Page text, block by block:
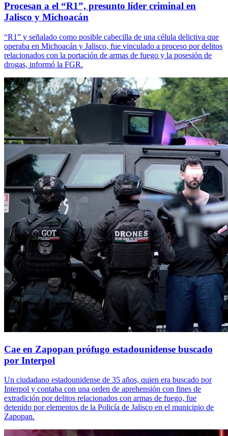
Procesan a el “R1”, presunto líder criminal en
Jalisco y Michoacán
“R1” y señalado como posible cabecilla de una célula delictiva que
operaba en Michoacán y Jalisco, fue vinculado a proceso por delitos
relacionados con la portación de armas de fuego y la posesión de
drogas, informó la FGR.
Cae en Zapopan prófugo estadounidense buscado
por Interpol
Un ciudadano estadounidense de 35 años, quien era buscado por
Interpol y contaba con una orden de aprehensión con fines de
extradición por delitos relacionados con armas de fuego, fue
detenido por elementos de la Policía de Jalisco en el municipio de
Zapopan.